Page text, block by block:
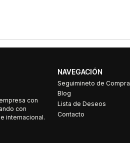
con
con
internacional.
NAVEGACIÓN
Seguimineto de Compra
Blog
Lista de Deseos
Contacto